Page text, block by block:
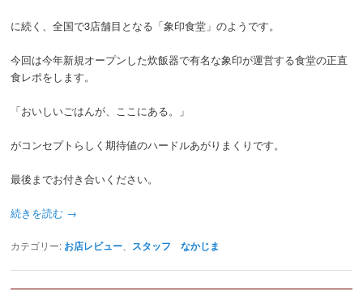
に続く、全国で3店舗目となる「象印食堂」のようです。
今回は今年新規オープンした炊飯器で有名な象印が運営する食堂の正直
食レポをします。
「おいしいごはんが、ここにある。」
がコンセプトらしく期待値のハードルあがりまくりです。
最後までお付き合いください。
続きを読む →
カテゴリー: お店レビュー スタッフ なかじま